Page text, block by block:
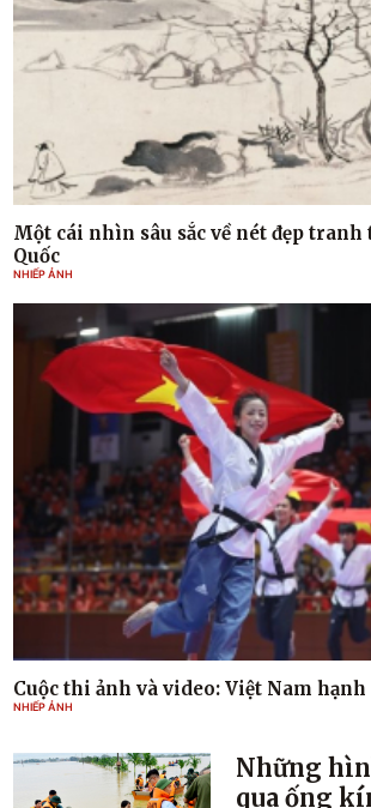
Một cái nhìn sâu sắc về nét đẹp
Quốc
NHIẾP ẢNH
Cuộc thi ảnh và video: Việt Nam hạnh
NHIẾP ẢNH
Những
qua ống